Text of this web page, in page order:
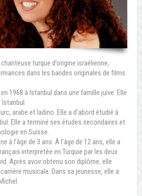
turque d’origine israélienne,
dans les bandes originales de films
1968 à Istanbul dans une famille juive. Elle
Istanbul.
arabe et ladino. Elle a d’abord étudié à
Elle a terminé ses études secondaires et
en Suisse.
à l’âge de 3 ans. À l’âge de 12 ans, elle a
interprétée en Turquie par les deux
Après avoir obtenu son diplôme, elle
musicale. Dans sa jeunesse, elle a